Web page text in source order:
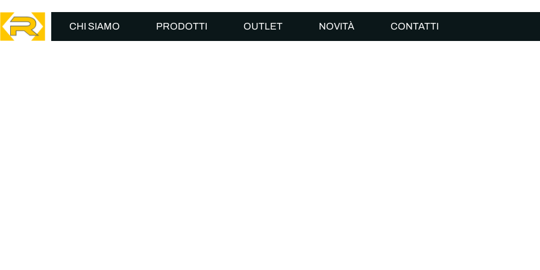
CHI SIAMO PRODOTTI OUTLET NOVITÀ CONTATTI